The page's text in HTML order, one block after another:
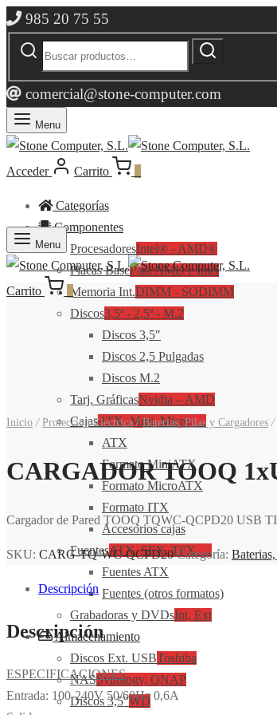
985 20 75 55
Buscar
Buscar
comercial@stone-computer.com
Menu
Acceder Carrito
Categorías
Componentes
ProcesadoresIntel® - AMD®
Placas BasePara AMD e Intel
Memoria Int.DIMM - SODIMM
Discos3,5ª - 2,5ª - M.2
Discos 3,5″
Discos 2,5 Pulgadas
Discos M.2
Tarj. GráficasNvidia – AMD
CajasATX, Mini, Micro, ...
ATX
Formato MiniATX
Formato MicroATX
Formato ITX
Accesorios cajas
FuentesATX, SFX, TFX …
Fuentes ATX
Fuentes (otros formatos)
Grabadoras y DVDsInt, Ext
Almacenamiento
Discos Ext. USBToshiba
NASSynology, QNAP
Discos 3,5″WD
Menu
Carrito
Inicio / Proteccion Electrica / Baterias, Pilas y Cargadores /
CARGADOR TOOQ
Cargador de Pared TOOQ TQWC-QCPD20 USB
SKU: CARG-TQ-WC-QCPD20 Categoría:
Descripción
Descripción
ESPECIFICACIONES
Entrada: 100-240V 50/60Hz 0,6A